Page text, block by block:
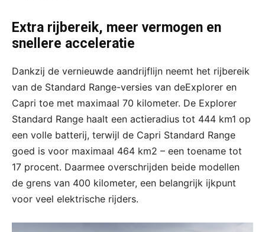
Extra rijbereik, meer vermogen en
snellere acceleratie
Dankzij de vernieuwde aandrijflijn neemt het rijbereik
van de Standard Range-versies van deExplorer en
Capri toe met maximaal 70 kilometer. De Explorer
Standard Range haalt een actieradius tot 444 km1 op
een volle batterij, terwijl de Capri Standard Range
goed is voor maximaal 464 km2 – een toename tot
17 procent. Daarmee overschrijden beide modellen
de grens van 400 kilometer, een belangrijk ijkpunt
voor veel elektrische rijders.